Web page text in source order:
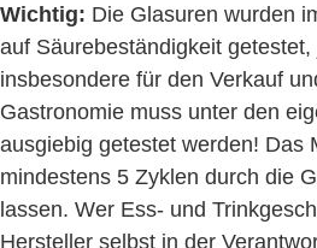
Wichtig: Die Glasuren wurden
auf Säurebeständigkeit
insbesondere für den Verkauf
Gastronomie muss unter den
ausgiebig getestet werden! Das
mindestens 5 Zyklen durch die
lassen. Wer Ess- und
Hersteller selbst in der